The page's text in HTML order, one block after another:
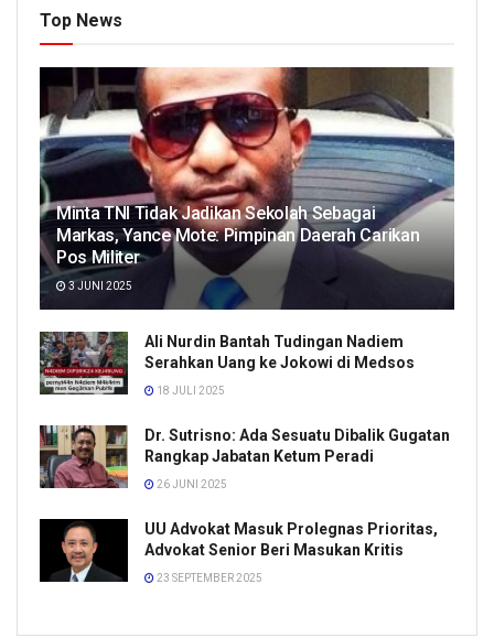
Top News
Minta TNI Tidak Jadikan Sekolah Sebagai
Markas, Yance Mote: Pimpinan Daerah Carikan
Pos Militer
3 JUNI 2025
Ali Nurdin Bantah Tudingan Nadiem
Serahkan Uang ke Jokowi di Medsos
18 JULI 2025
Dr. Sutrisno: Ada Sesuatu Dibalik Gugatan
Rangkap Jabatan Ketum Peradi
26 JUNI 2025
UU Advokat Masuk Prolegnas Prioritas,
Advokat Senior Beri Masukan Kritis
23 SEPTEMBER 2025